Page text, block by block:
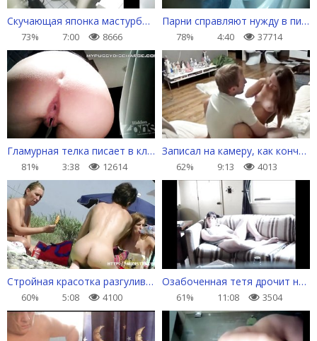
Скучающая японка мастурбирует, сидя на унитазе
73% 7:00 8666
Парни справляют нужду в писсуары
78% 4:40 37714
Гламурная телка писает в клубе мощной струей
81% 3:38 12614
Записал на камеру, как кончает в рот подруге
62% 9:13 4013
Стройная красотка разгуливает голышом по пляжу
60% 5:08 4100
Озабоченная тетя дрочит на телезвезду
61% 11:08 3504